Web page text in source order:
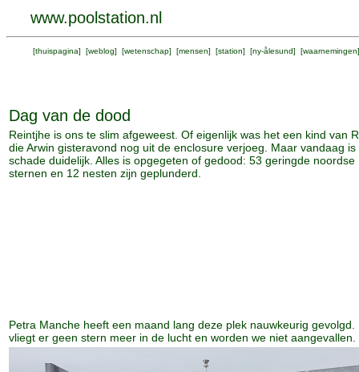
www.poolstation.nl
[thuispagina] [weblog] [wetenschap] [mensen] [station] [ny-ålesund] [waarnemingen
Dag van de dood
Reintjhe is ons te slim afgeweest. Of eigenlijk was het een kind van
die Arwin gisteravond nog uit de enclosure verjoeg. Maar vandaag is
schade duidelijk. Alles is opgegeten of gedood: 53 geringde noordse
sternen en 12 nesten zijn geplunderd.
Petra Manche heeft een maand lang deze plek nauwkeurig gevolgd.
vliegt er geen stern meer in de lucht en worden we niet aangevallen.